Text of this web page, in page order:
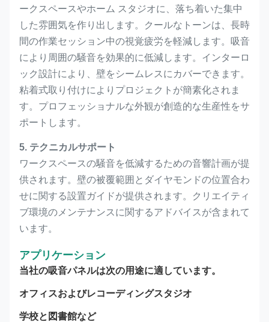
ークスペースやホーム スタジオに、落ち着いた集中
した雰囲気を作り出します。クールなトーンは、長時
間の作業セッション中の視覚疲労を軽減します。吸音
により周囲の騒音を効果的に低減します。インターロ
ック設計により、壁をシームレスにカバーできます。
粘着式取り付けによりプロジェクトが簡素化されま
す。プロフェッショナルな外観が創造的な生産性をサ
ポートします。
5. テクニカルサポート
ワークスペースの騒音を低減するための音響計画が提
供されます。壁の被覆範囲とダイヤモンドの位置合わ
せに関する設置ガイドが提供されます。クリエイティ
ブ環境のメンテナンスに関するアドバイスが含まれて
います。
アプリケーション
当社の吸音パネルは次の用途に適しています。
オフィスおよびレコーディングスタジオ
学校と図書館など